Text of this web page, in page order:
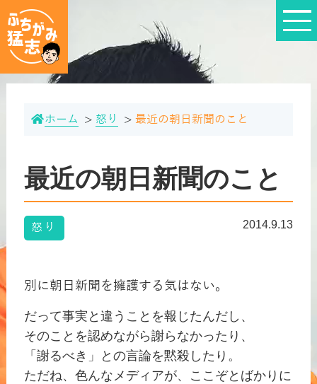
ホーム 怒り 最近の朝日新聞のこと
最近の朝日新聞のこと
怒り 2014.9.13
別に朝日新聞を擁護する気はない。
だって事実と違うことを報じたんだし、
そのことを認めながら謝らなかったり、
「謝るべき」との言論を黙殺したり。
ただね、色んなメディアが、ここぞとばかりに